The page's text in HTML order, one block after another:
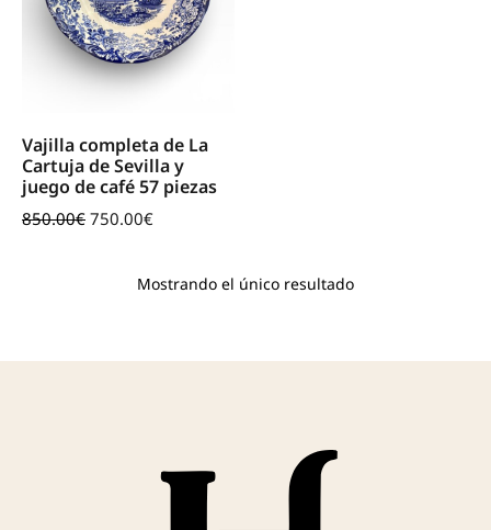
Vajilla completa de La
Cartuja de Sevilla y
juego de café 57 piezas
850.00€ 750.00€
Mostrando el único resultado